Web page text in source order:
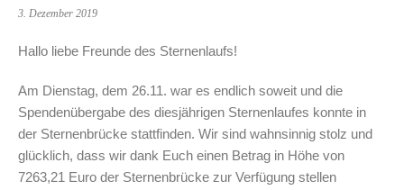
3. Dezember 2019
Hallo liebe Freunde des Sternenlaufs!
Am Dienstag, dem 26.11. war es endlich soweit und die
Spendenübergabe des diesjährigen Sternenlaufes konnte in
der Sternenbrücke stattfinden. Wir sind wahnsinnig stolz und
glücklich, dass wir dank Euch einen Betrag in Höhe von
7263,21 Euro der Sternenbrücke zur Verfügung stellen